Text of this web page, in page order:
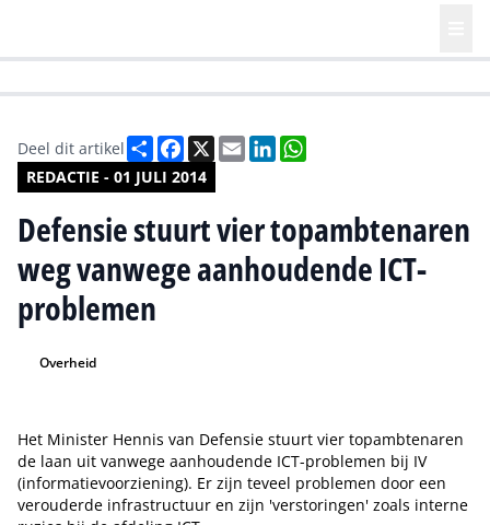
REDACTIE - 01 JULI 2014
Deel dit artikel DeelFacebook
X EmailLinkedIn
Defensie stuurt vier topambtenaren
weg vanwege aanhoudende ICT-
problemen
Overheid
Het Minister Hennis van Defensie stuurt vier topambtenaren
de laan uit vanwege aanhoudende ICT-problemen bij IV
(informatievoorziening). Er zijn teveel problemen door een
verouderde infrastructuur en zijn 'verstoringen' zoals interne